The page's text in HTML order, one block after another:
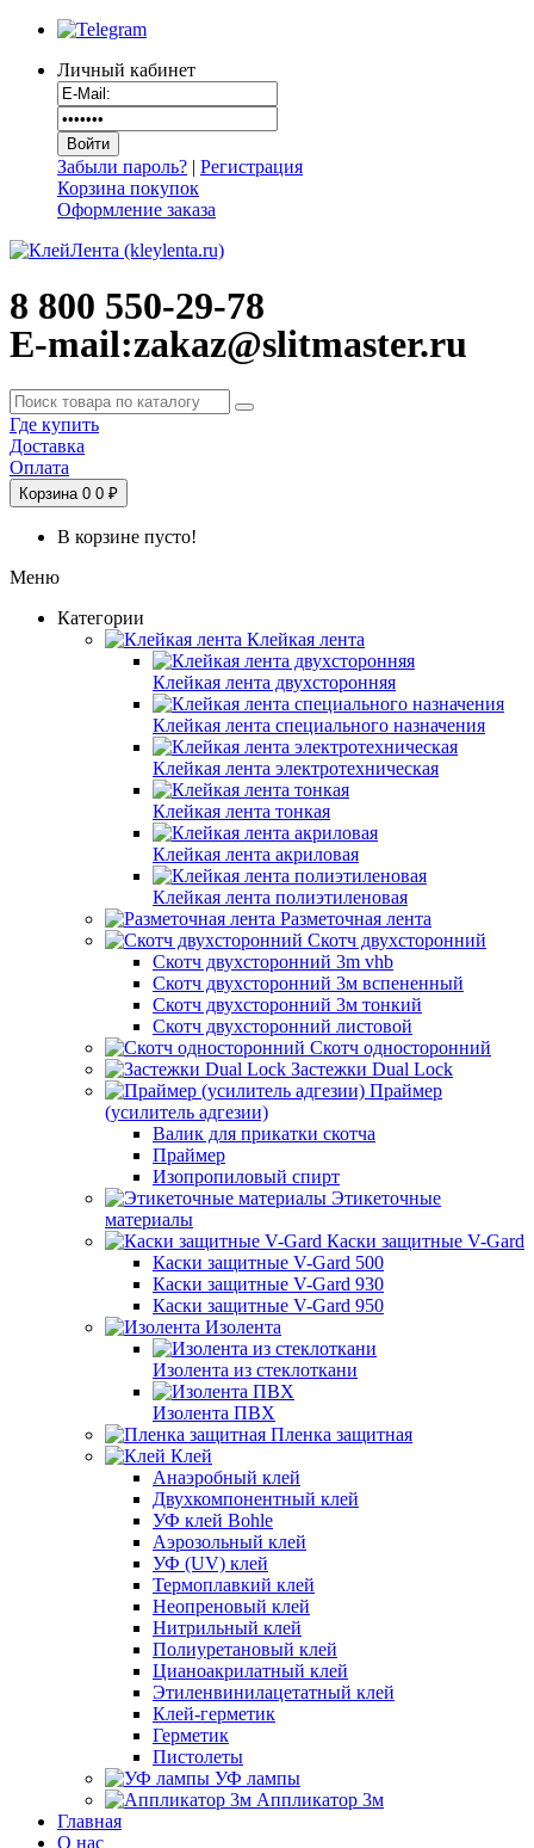
Личный кабинет
Забыли пароль? | Регистрация
Корзина покупок
Оформление заказа
8 800 550-29-78
E-mail:zakaz@slitmaster.ru
Где купить
Доставка
Оплата
Корзина 0 0 ₽
В корзине пусто!
Меню
Категории
Клейкая лента
Клейкая лента двухсторонняя
Клейкая лента специального назначения
Клейкая лента электротехническая
Клейкая лента тонкая
Клейкая лента акриловая
Клейкая лента полиэтиленовая
Разметочная лента
Скотч двухсторонний
Скотч двухсторонний 3m vhb
Скотч двухсторонний 3м вспененный
Скотч двухсторонний 3м тонкий
Скотч двухсторонний листовой
Скотч односторонний
Застежки Dual Lock
Праймер
(усилитель адгезии)
Валик для прикатки скотча
Праймер
Изопропиловый спирт
Этикеточные
материалы
Каски защитные V-Gard
Каски защитные V-Gard 500
Каски защитные V-Gard 930
Каски защитные V-Gard 950
Изолента
Изолента из стеклоткани
Изолента ПВХ
Пленка защитная
Клей
Анаэробный клей
Двухкомпонентный клей
УФ клей Bohle
Аэрозольный клей
УФ (UV) клей
Термоплавкий клей
Неопреновый клей
Нитрильный клей
Полиуретановый клей
Цианоакрилатный клей
Этиленвинилацетатный клей
Клей-герметик
Герметик
Пистолеты
УФ лампы
Аппликатор 3м
Главная
О нас